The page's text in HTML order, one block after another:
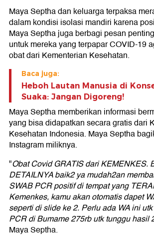
Maya Septha dan keluarga terpaksa
dalam kondisi isolasi mandiri karena
Maya Septha juga berbagi pesan
untuk mereka yang terpapar COVID-19
obat dari Kementerian Kesehatan.
Baca juga:
Heboh Lautan Manusia di
Suaka: Jangan Digoreng!
Maya Septha memberikan informasi
yang bisa didapatkan secara gratis dari
Kesehatan Indonesia. Maya Septha
Instagram miliknya.
"Obat Covid GRATIS dari KEMENKES.
DETAILNYA baik2 ya mudah2an
SWAB PCR positif di tempat yang
Kemenkes, kamu akan otomatis dapet
seperti di slide ke 2. Perlu ada WA ini
PCR di Bumame 275rb utk tunggu hasil
Maya Septha.